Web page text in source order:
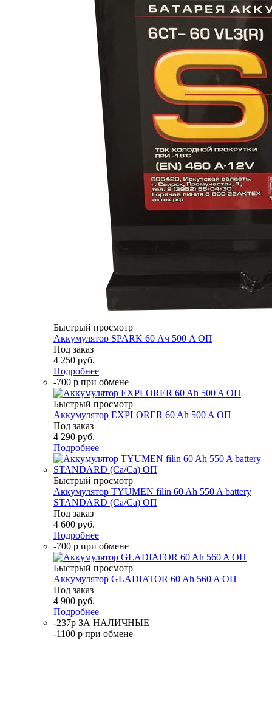
Быстрый просмотр
Аккумулятор SPARK 60 Ач 500 A ОП
Под заказ
4 250 руб.
Подробнее
-700 р при обмене
Быстрый просмотр
Аккумулятор EXPLORER 60 Ah 500 A ОП
Под заказ
4 290 руб.
Подробнее
Быстрый просмотр
Аккумулятор TYUMEN filin 60 Ah 550 A battery
STANDARD (Ca/Ca) ОП
Под заказ
4 600 руб.
Подробнее
-700 р при обмене
Быстрый просмотр
Аккумулятор GLADIATOR 60 Ah 560 A ОП
Под заказ
4 900 руб.
Подробнее
-237р ЗА НАЛИЧНЫЕ
-1100 р при обмене